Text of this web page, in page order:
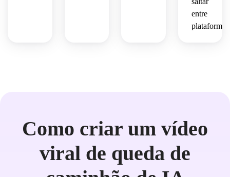
entre
Como criar um vídeo
viral de queda de